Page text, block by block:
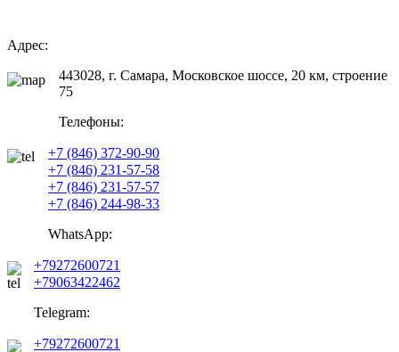
Адрес:
443028, г. Самара, Московское шоссе, 20 км, строение
75
Телефоны:
+7 (846) 372-90-90
+7 (846) 231-57-58
+7 (846) 231-57-57
+7 (846) 244-98-33
WhatsApp:
+79272600721
+79063422462
Telegram:
+79272600721